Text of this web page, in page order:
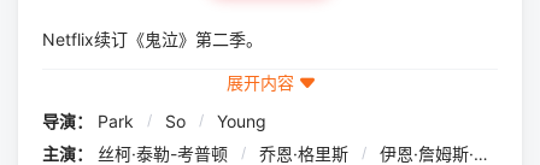
Netflix续订《鬼泣》第二季。
展开内容
导演：
Park / So /
Young
主演：
丝柯·泰勒-考普顿 / 乔恩·格里斯 / 伊恩·詹姆斯·柯莱特